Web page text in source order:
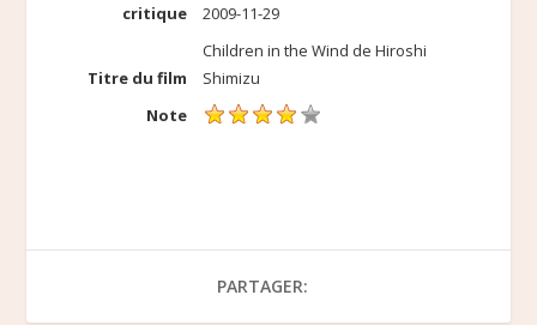
critique
2009-11-29
Titre du film
Children in the Wind de Hiroshi
Shimizu
Note
PARTAGER: